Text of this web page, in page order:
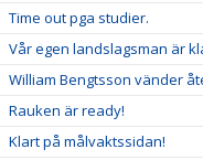
Time out pga studier.
Vår egen landslagsman är
William Bengtsson vänder
Rauken är ready!
Klart på målvaktssidan!